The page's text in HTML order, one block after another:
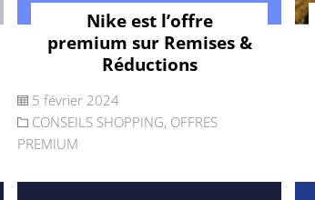
Nike est l’offre
premium sur Remises &
Réductions
5 février 2024
CONSEILS SHOPPING, OFFRES
PREMIUM